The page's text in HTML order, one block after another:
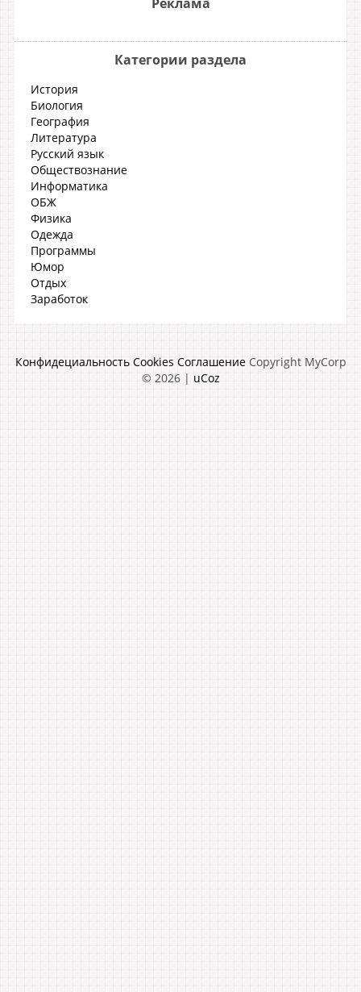
Категории раздела
История
Биология
География
Литература
Русский язык
Обществознание
Информатика
ОБЖ
Физика
Одежда
Программы
Юмор
Отдых
Заработок
Конфидециальность Cookies Соглашение Copyright MyCorp
© 2026| uCoz